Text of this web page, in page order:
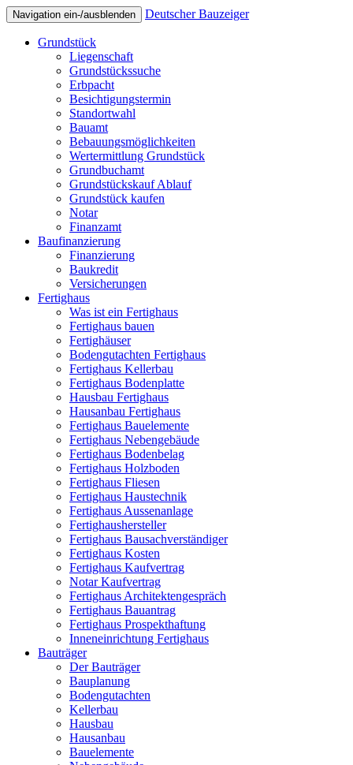
Navigation ein-/ausblenden Deutscher Bauzeiger
Grundstück
Liegenschaft
Grundstückssuche
Erbpacht
Besichtigungstermin
Standortwahl
Bauamt
Bebauungsmöglichkeiten
Wertermittlung Grundstück
Grundbuchamt
Grundstückskauf Ablauf
Grundstück kaufen
Notar
Finanzamt
Baufinanzierung
Finanzierung
Baukredit
Versicherungen
Fertighaus
Was ist ein Fertighaus
Fertighaus bauen
Fertighäuser
Bodengutachten Fertighaus
Fertighaus Kellerbau
Fertighaus Bodenplatte
Hausbau Fertighaus
Hausanbau Fertighaus
Fertighaus Bauelemente
Fertighaus Nebengebäude
Fertighaus Bodenbelag
Fertighaus Holzboden
Fertighaus Fliesen
Fertighaus Haustechnik
Fertighaus Aussenanlage
Fertighaushersteller
Fertighaus Bausachverständiger
Fertighaus Kosten
Fertighaus Kaufvertrag
Notar Kaufvertrag
Fertighaus Architektengespräch
Fertighaus Bauantrag
Fertighaus Prospekthaftung
Inneneinrichtung Fertighaus
Bauträger
Der Bauträger
Bauplanung
Bodengutachten
Kellerbau
Hausbau
Hausanbau
Bauelemente